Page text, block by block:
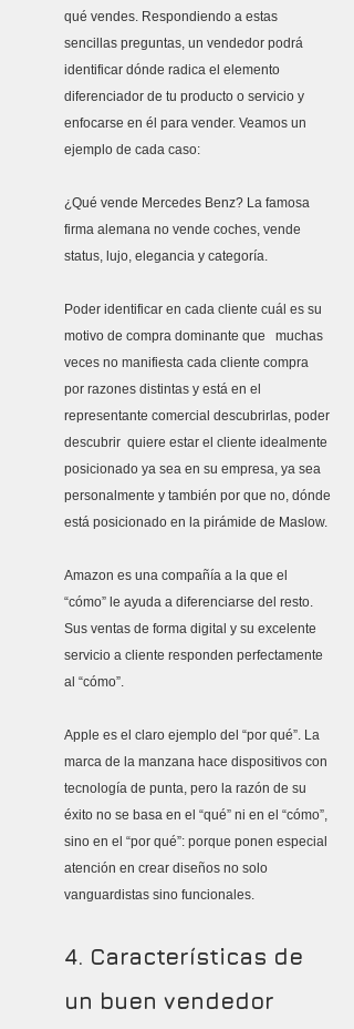
qué vendes. Respondiendo a estas
sencillas preguntas, un vendedor podrá
identificar dónde radica el elemento
diferenciador de tu producto o servicio y
enfocarse en él para vender. Veamos un
ejemplo de cada caso:
¿Qué vende Mercedes Benz? La famosa
firma alemana no vende coches, vende
status, lujo, elegancia y categoría.
Poder identificar en cada cliente cuál es su
motivo de compra dominante que   muchas
veces no manifiesta cada cliente compra
por razones distintas y está en el
representante comercial descubrirlas, poder
descubrir  quiere estar el cliente idealmente
posicionado ya sea en su empresa, ya sea
personalmente y también por que no, dónde
está posicionado en la pirámide de Maslow.
Amazon es una compañía a la que el
“cómo” le ayuda a diferenciarse del resto.
Sus ventas de forma digital y su excelente
servicio a cliente responden perfectamente
al “cómo”.
Apple es el claro ejemplo del “por qué”. La
marca de la manzana hace dispositivos con
tecnología de punta, pero la razón de su
éxito no se basa en el “qué” ni en el “cómo”,
sino en el “por qué”: porque ponen especial
atención en crear diseños no solo
vanguardistas sino funcionales.
4. Características de
un buen vendedor